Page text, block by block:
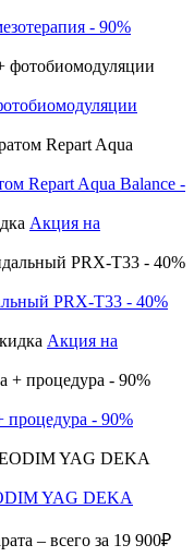
- 90%
Repart Aqua Balance -
Акция на
PRX-T33 - 40%
Акция на
процедура - 90%
YAG DEKA